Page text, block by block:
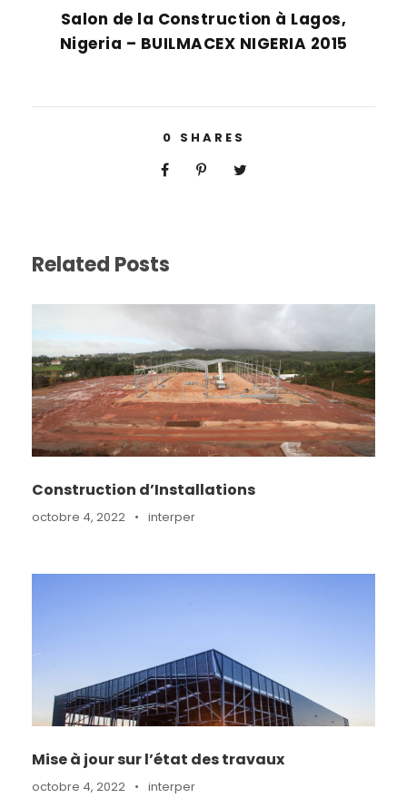
Salon de la Construction à Lagos,
Nigeria – BUILMACEX NIGERIA 2015
0 SHARES
Related Posts
Construction d’Installations
octobre 4, 2022 • interper
Mise à jour sur l’état des travaux
octobre 4, 2022 • interper